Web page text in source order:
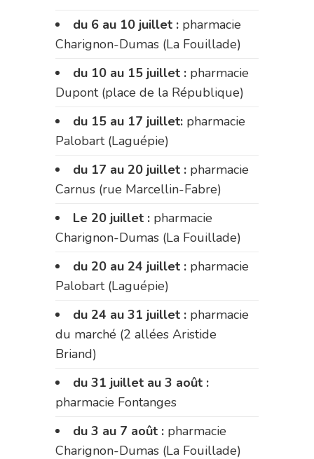
du 6 au 10 juillet : pharmacie
Charignon-Dumas (La Fouillade)
du 10 au 15 juillet : pharmacie
Dupont (place de la République)
du 15 au 17 juillet: pharmacie
Palobart (Laguépie)
du 17 au 20 juillet : pharmacie
Carnus (rue Marcellin-Fabre)
Le 20 juillet : pharmacie
Charignon-Dumas (La Fouillade)
du 20 au 24 juillet : pharmacie
Palobart (Laguépie)
du 24 au 31 juillet : pharmacie
du marché (2 allées Aristide
Briand)
du 31 juillet au 3 août :
pharmacie Fontanges
du 3 au 7 août : pharmacie
Charignon-Dumas (La Fouillade)